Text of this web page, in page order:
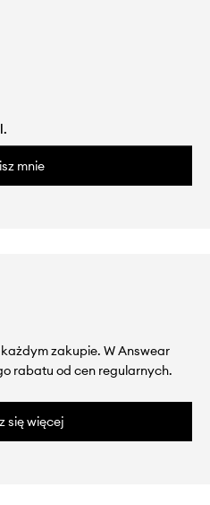
mnie
zakupie. W Answear
rabatu od cen regularnych.
się więcej